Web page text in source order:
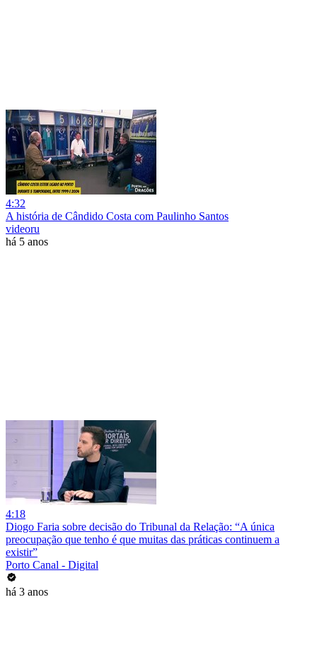
4:32
A história de Cândido Costa com Paulinho Santos
videoru
há 5 anos
4:18
Diogo Faria sobre decisão do Tribunal da Relação: “A única
preocupação que tenho é que muitas das práticas continuem a
existir”
Porto Canal - Digital
há 3 anos